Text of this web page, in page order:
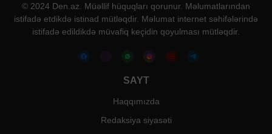
© 2024 Den.az. Müəllif hüquqları qorunur. Məlumatlarından
istifadə etdikdə istinad mütləqdir. Məlumat internet səhifələrində
istifadə edildikdə müvafiq keçidin qoyulması mütləqdir.
SAYT
Haqqımızda
Redaksiya siyasəti